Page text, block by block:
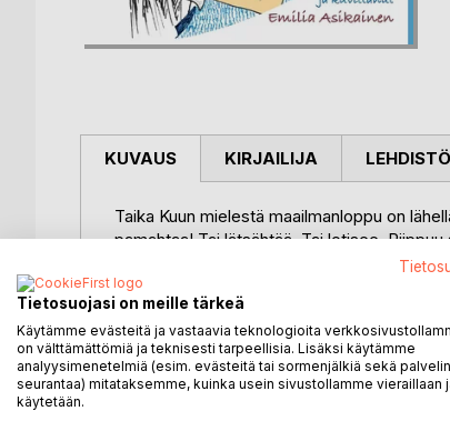
KUVAUS
Taika Kuun mielestä maailmanloppu on
pamahtaa! Tai lätsähtää. Tai lotisee.
Taika Kuun ensimmäinen matka vie pois
aikaa ajatella maailman loppumista. Taika
kummallisen yhteistyökumppanin
Taika Kuun maailma on pullollaan
KIRJAILIJA
Tietosuojasi on meille tärkeä
Käytämme evästeitä ja vastaavia teknologioita
on välttämättömiä ja teknisesti tarpeellisia. Lisäksi käytämme
analyysimenetelmiä (esim. evästeitä tai sormenjälkiä sekä
seurantaa) mitataksemme, kuinka usein sivustollamme vieraillaan
käytetään.